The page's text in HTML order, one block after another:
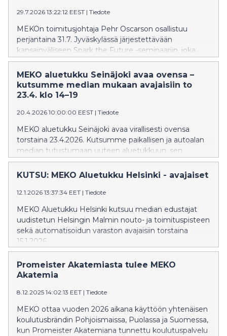
29.7.2026 13:22:12 EEST | Tiedote
MEKOn toimitusjohtaja Pehr Oscarson osallistuu
perjantaina 31.7. Jyväskylässä järjestettävään
kansainväliseen Spark the Future -seminaariin, joka
kokoaa yhteen kestävän liikkumisen, teknologian,
liiketoiminnan ja moottoriurheilun asiantuntijoita osana
Secto Rally Finland -tapahtumaa.
MEKO aluetukku Seinäjoki avaa ovensa –
kutsumme median mukaan avajaisiin to
23.4. klo 14–19
20.4.2026 10:00:00 EEST | Tiedote
MEKO aluetukku Seinäjoki avaa virallisesti ovensa
torstaina 23.4.2026. Kutsumme paikallisen ja autoalan
median tutustumaan uuteen aluetukkuun, sen
palveluihin sekä tapahtumapäivän
ohjelmaan. Avajaisissa on esillä alan kiinnostavimmat
uutuudet ja ajankohtaiset teemat. Yksi tapahtuman
vetonauloista on American Car Show’ssa esillä ollut
drifting auto, joka on nähtävillä paikan päällä.
KUTSU: MEKO Aluetukku Helsinki - avajaiset
12.1.2026 13:37:34 EET | Tiedote
MEKO Aluetukku Helsinki kutsuu median edustajat
uudistetun Helsingin Malmin nouto- ja toimituspisteen
sekä automatisoidun varaston avajaisiin torstaina
15.1.2026.
Promeister Akatemiasta tulee MEKO
Akatemia
8.12.2025 14:02:13 EET | Tiedote
MEKO ottaa vuoden 2026 aikana käyttöön yhtenäisen
koulutusbrändin Pohjoismaissa, Puolassa ja Suomessa,
kun Promeister Akatemiana tunnettu koulutuspalvelu